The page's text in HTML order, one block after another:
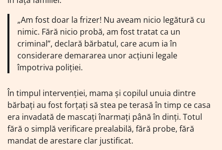
„Am fost doar la frizer! Nu aveam nicio legătură cu
nimic. Fără nicio probă, am fost tratat ca un
criminal”, declară bărbatul, care acum ia în
considerare demararea unor acțiuni legale
împotriva poliției.
În timpul intervenției, mama și copilul unuia dintre
bărbați au fost forțați să stea pe terasă în timp ce casa
era invadată de mascați înarmați până în dinți. Totul
fără o simplă verificare prealabilă, fără probe, fără
mandat de arestare clar justificat.